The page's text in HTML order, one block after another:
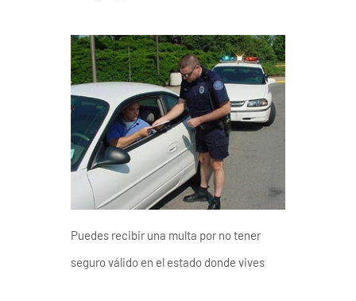
Puedes recibir una multa por no tener
seguro válido en el estado donde vives